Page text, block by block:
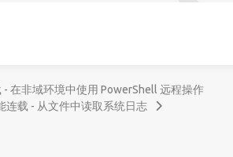
在非域环境中使用 PowerShell 远程操作
连载 - 从文件中读取系统日志